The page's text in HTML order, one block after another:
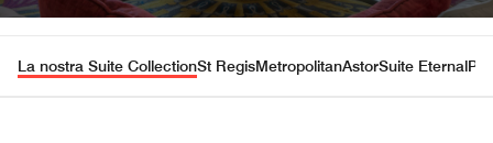
La nostra Suite CollectionSt RegisMetropolitanAstorSuite Eternal